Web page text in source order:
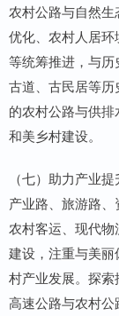
农村公路与自然
优化、农村人居
等统筹推进，与历
古道、古民居等
的农村公路与供
和美乡村建设。
（七）助力产业
产业路、旅游路、
农村客运、现代
建设，注重与美
村产业发展。探
高速公路与农村